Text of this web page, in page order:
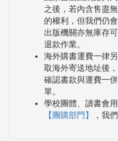
之後，若內含售盡
的權利，但我們仍
出版機關亦無庫存
退款作業。
海外購書運費一律
取海外寄送地址後
確認書款與運費一
單。
學校團體、讀書會
【團購部門】
，我